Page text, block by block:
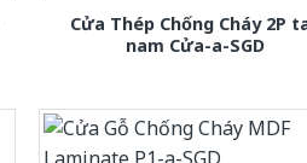
Cửa Thép Chống Cháy 2P
nam Cửa-a-SGD